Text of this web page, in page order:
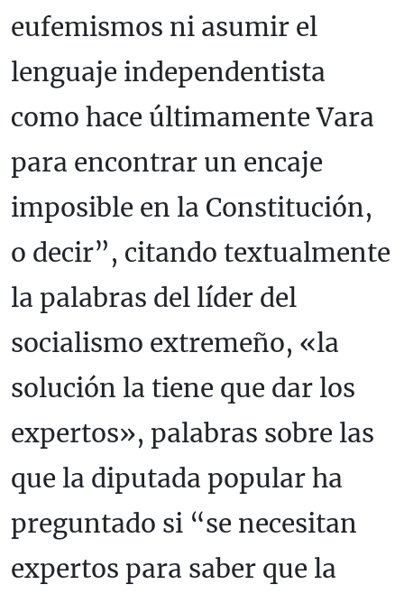
eufemismos ni asumir el
lenguaje independentista
como hace últimamente Vara
para encontrar un encaje
imposible en la Constitución,
o decir”, citando textualmente
la palabras del líder del
socialismo extremeño, «la
solución la tiene que dar los
expertos», palabras sobre las
que la diputada popular ha
preguntado si “se necesitan
expertos para saber que la